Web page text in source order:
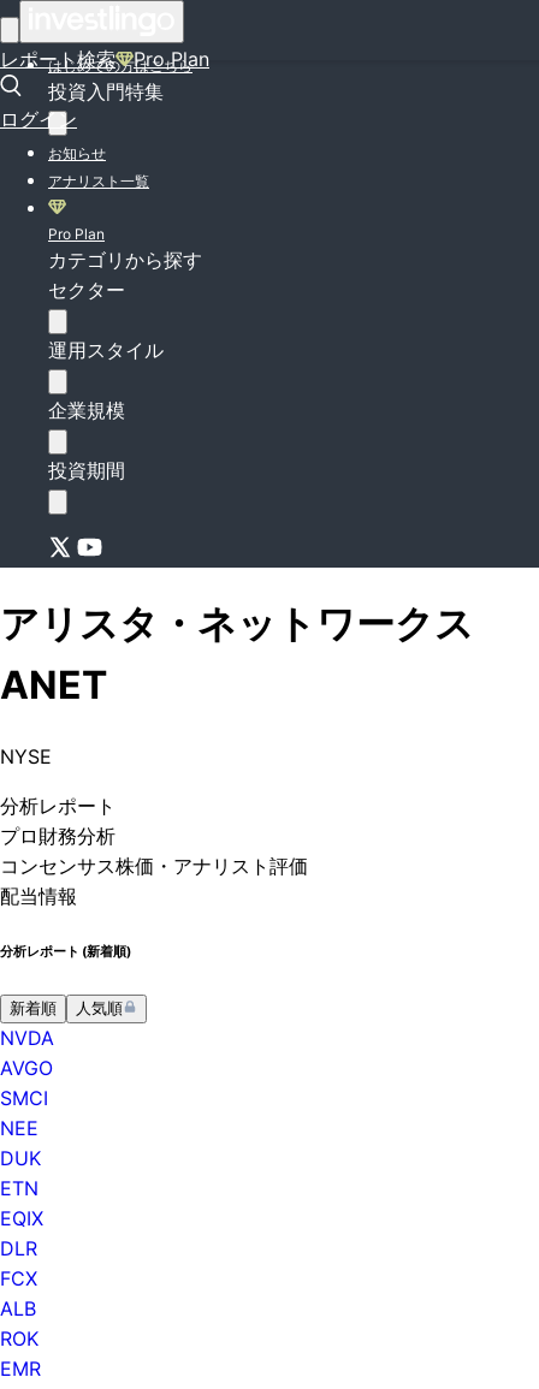
レポート検索 Pro Plan
ログイン
はじめての方はこちら
投資入門特集
お知らせ
アナリスト一覧
Pro Plan
カテゴリから探す
セクター
運用スタイル
企業規模
投資期間
アリスタ・ネットワークス
ANET
NYSE
分析レポート
プロ 財務分析
コンセンサス株価 ・アナリスト評価
配当情報
分析レポート (新着順)
新着順 人気順
NVDA
AVGO
SMCI
NEE
DUK
ETN
EQIX
DLR
FCX
ALB
ROK
EMR